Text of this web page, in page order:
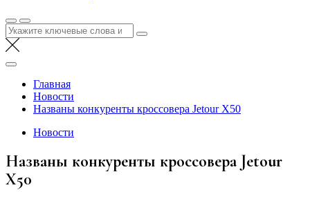
Найти:
Главная
Новости
Названы конкуренты кроссовера Jetour X50
Новости
Названы конкуренты кроссовера Jetour
X50